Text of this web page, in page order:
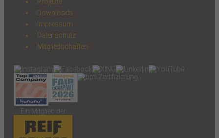
Downloads
Impressum
Datenschutz
Mitgliedschaften
Ein Mitglied der